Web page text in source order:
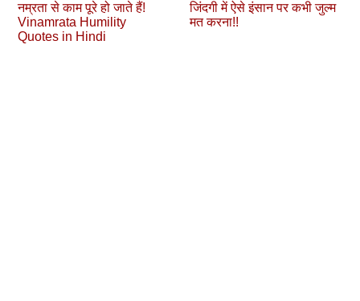
नम्रता से काम पूरे हो जाते हैं!
Vinamrata Humility
Quotes in Hindi
जिंदगी में ऐसे इंसान पर कभी जुल्‍म
मत करना!!